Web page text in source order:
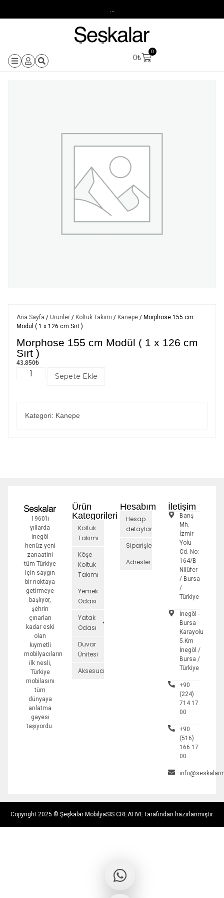
0₺
0
Ana Sayfa / Ürünler / Koltuk Takımı / Kanepe / Morphose 155 cm
Modül ( 1 x 126 cm Sırt )
Morphose 155 cm Modül ( 1 x 126 cm
Sırt )
43.850₺
Sepete Ekle
Kategori: Kanepe
1960’lı
yıllarda
inegöl
henüz yeni
zanaatini
tüm Türkiye
için saygın
bir noktaya
getirmeye
başlıyor,
şehrin
çınarları
kadar eski
olan
kıymetli
mobilyacıların
ilk nesli,
Türkiye
mobilasını
tüm
dünyaya
anlatma
gayesi
taşıyordu.
Ürün
Kategorileri
Koltuk
Takımı
Köşe
Koltuk
Takımı
Yemek
Odası
Yatak
Odası
Duvar
Ünitesi
Aksesuarlar
Hesabım
Hesap
detayları
Siparişler
Adresler
İletişim
Barış
Mh.
İzmir
Yolu
Cd. No:
164/B
Nilüfer
/ Bursa
/
Türkiye
İnegöl -
Bursa
Karayolu
5.Km
İnegöl /
Bursa /
Türkiye
+90
(224)
714 17
00
+90
(516)
166 17
00
Copyright 2025 © Şeşkalar MobilyaSIS CREATIVE tarafından hazırlanmıştır.